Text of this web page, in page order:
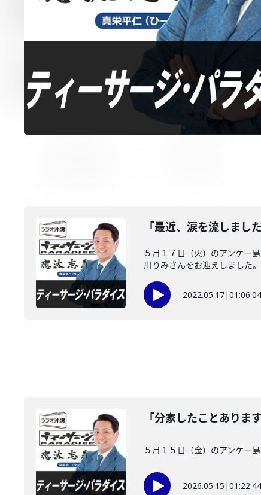
「最近、涙を流しまし
５月１７日（火）のアンケ
川りみさんをお迎えしました。
2022.05.17|01:06:04
「分家したことありま
５月１５日（金）のアンケー
2026.05.15 |01:22:44